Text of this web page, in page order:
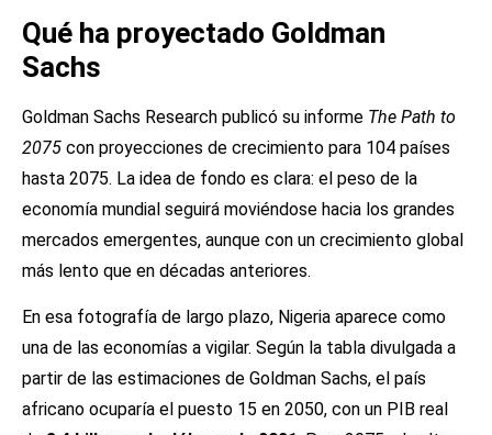
Qué ha proyectado Goldman
Sachs
Goldman Sachs Research publicó su informe The Path to
2075 con proyecciones de crecimiento para 104 países
hasta 2075. La idea de fondo es clara: el peso de la
economía mundial seguirá moviéndose hacia los grandes
mercados emergentes, aunque con un crecimiento global
más lento que en décadas anteriores.
En esa fotografía de largo plazo, Nigeria aparece como
una de las economías a vigilar. Según la tabla divulgada a
partir de las estimaciones de Goldman Sachs, el país
africano ocuparía el puesto 15 en 2050, con un PIB real